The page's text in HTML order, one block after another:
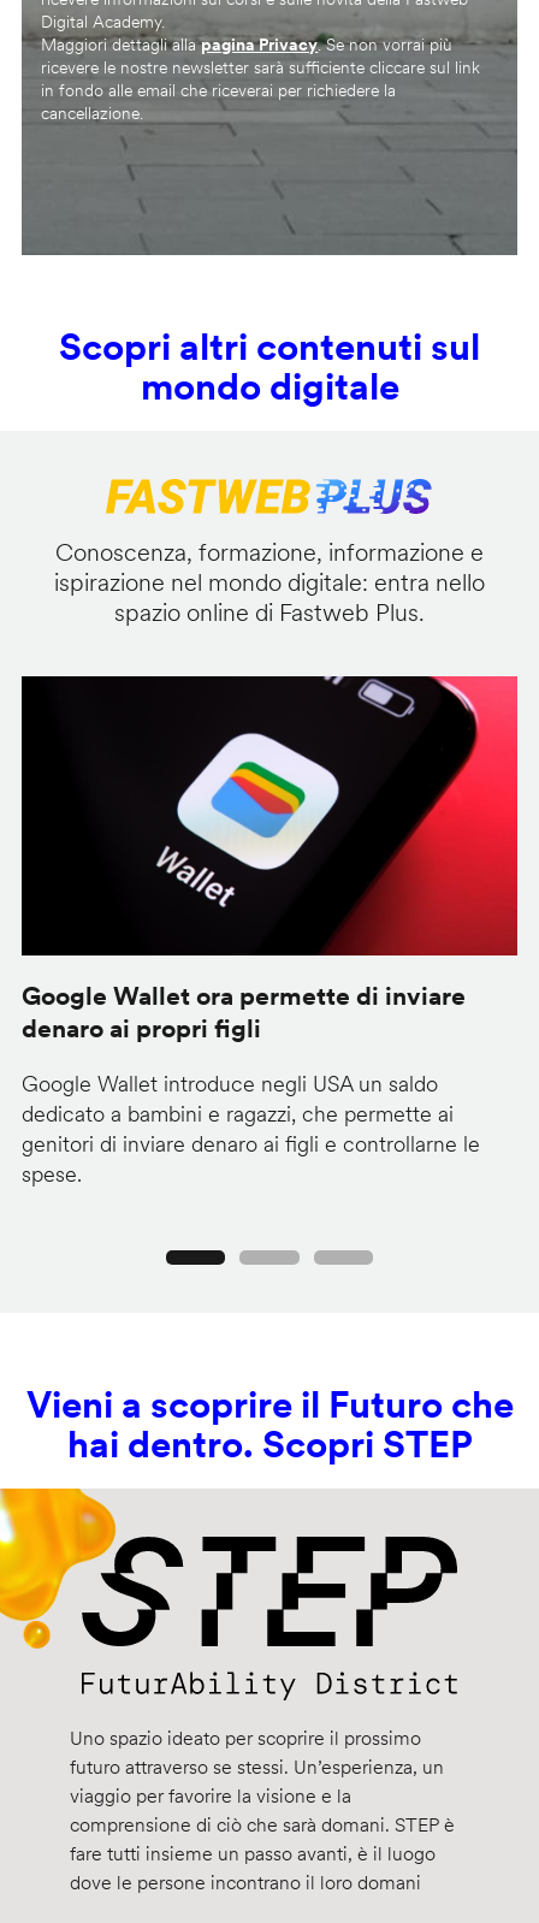
Digital Academy.
Maggiori dettagli allapagina Privacy. Se non vorrai più
ricevere le nostre newsletter sarà sufficiente cliccare sul link
in fondo alle email che riceverai per richiedere la
cancellazione.
Scopri altri contenuti sul
mondo digitale
Conoscenza, formazione, informazione e
ispirazione nel mondo digitale: entra nello
spazio online di Fastweb Plus.
Google Wallet ora permette di inviare
denaro ai propri figli
Google Wallet introduce negli USA un saldo
dedicato a bambini e ragazzi, che permette ai
genitori di inviare denaro ai figli e controllarne le
spese.
Vieni a scoprire il Futuro che
hai dentro. Scopri STEP
Uno spazio ideato per scoprire il prossimo
futuro attraverso se stessi. Un’esperienza, un
viaggio per favorire la visione e la
comprensione di ciò che sarà domani. STEP è
fare tutti insieme un passo avanti, è il luogo
dove le persone incontrano il loro domani